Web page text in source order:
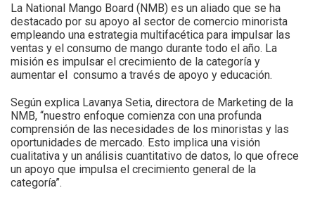
La National Mango Board (NMB) es un aliado que se ha
destacado por su apoyo al sector de comercio minorista
empleando una estrategia multifacética para impulsar las
ventas y el consumo de mango durante todo el año. La
misión es impulsar el crecimiento de la categoría y
aumentar el consumo a través de apoyo y educación.
Según explica Lavanya Setia, directora de Marketing de la
NMB, “nuestro enfoque comienza con una profunda
comprensión de las necesidades de los minoristas y las
oportunidades de mercado. Esto implica una visión
cualitativa y un análisis cuantitativo de datos, lo que ofrece
un apoyo que impulsa el crecimiento general de la
categoría”.